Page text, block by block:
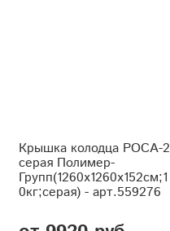
Крышка колодца РОСА-2
серая Полимер-
Групп(1260x1260x152см;1
0кг;серая) - арт.559276